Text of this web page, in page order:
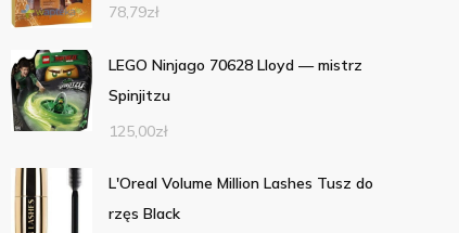
78,79zł
LEGO Ninjago 70628 Lloyd — mistrz
Spinjitzu
125,00zł
L'Oreal Volume Million Lashes Tusz do
rzęs Black